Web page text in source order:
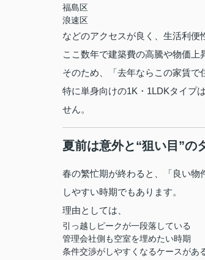
福島区
浪速区
などのアクセスが良く、生活利便
ここ数年で建築費の高騰や物価
そのため、「去年ならこの家賃で
特に単身向けの1K・1LDKタイプ
せん。
夏前は意外と“狙い目”の
春の繁忙期が終わると、「良い
しやすい時期でもあります。
理由としては、
引っ越しピークが一段落している
管理会社側も空室を埋めたい時期
条件交渉がしやすくなるケースがあ